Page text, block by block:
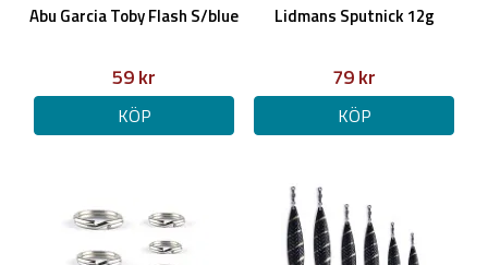
Abu Garcia Toby Flash S/blue
59 kr
KÖP
Lidmans Sputnick 12g
79 kr
KÖP